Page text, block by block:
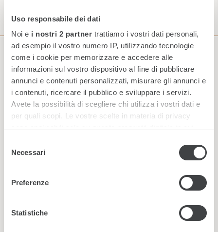
Uso responsabile dei dati
Noi e i nostri 2 partner trattiamo i vostri dati personali,
ad esempio il vostro numero IP, utilizzando tecnologie
come i cookie per memorizzare e accedere alle
informazioni sul vostro dispositivo al fine di pubblicare
annunci e contenuti personalizzati, misurare gli annunci e
i contenuti, ricercare il pubblico e sviluppare i servizi.
Avete la possibilità di scegliere chi utilizza i vostri dati e
per quali scopi. Le vostre scelte in materia di privacy
revocare il proprio consenso in qualsiasi momento dalla
Dichiarazione sui cookie o facendo clic sull'icona di
e imposta le tue preferenze nella
sezione dettagli. Puoi
modificare o ritirare il tuo consenso in qualsiasi momento
delNecessari
Preferenze
Statistiche
Iscriviti alla nostra Newsletter
Ho letto e accetto la